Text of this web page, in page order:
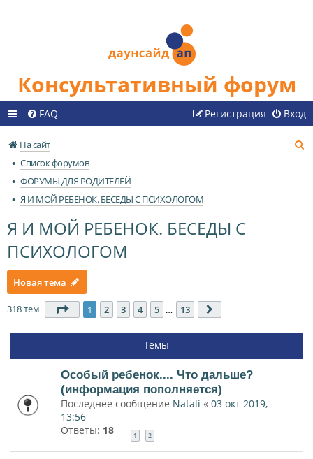
Консультативный форум
FAQ Вход
Регистрация
На сайт
Список форумов
ФОРУМЫ ДЛЯ РОДИТЕЛЕЙ
Я И МОЙ РЕБЕНОК. БЕСЕДЫ С ПСИХОЛОГОМ
Я И МОЙ РЕБЕНОК. БЕСЕДЫ С
ПСИХОЛОГОМ
Новая тема
318 тем Страница 1из 13
1 2 3 4 5 … 13
Темы
Особый ребенок.... Что дальше?
(информация пополняется)
Последнее сообщение Natali « 03 окт 2019,
13:56
Ответы: 18 1 2